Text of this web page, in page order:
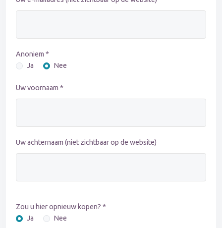
Anoniem *
Ja
Nee
Uw voornaam *
Uw achternaam (niet zichtbaar op de website)
Zou u hier opnieuw kopen? *
Ja
Nee